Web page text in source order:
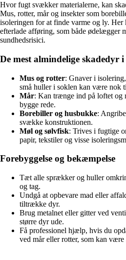
Hvor fugt svækker materialerne, kan
Mus, rotter, mår og insekter som
isoleringen for at finde varme og ly. Her
efterlade afføring, som både ødelægger
sundhedsrisici.
De mest almindelige skadedyr
Mus og rotter: Gnaver i
små huller i soklen kan være nok
Mår: Kan trænge ind på loftet og
bygge rede.
Borebiller og husbukke:
svække konstruktionen.
Møl og sølvfisk: Trives i fugtige
papir, tekstiler og visse
Forebyggelse og bekæmpelse
Tæt alle sprækker og huller
og tag.
Undgå at opbevare mad eller
tiltrække dyr.
Brug metalnet eller gitter ved
større dyr ude.
Få professionel hjælp, hvis du
ved mår eller rotter, som kan